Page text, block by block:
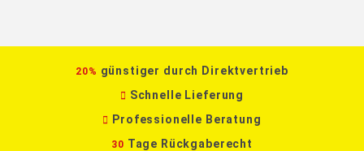
20% günstiger durch Direktvertrieb
Schnelle Lieferung
Professionelle Beratung
30 Tage Rückgaberecht